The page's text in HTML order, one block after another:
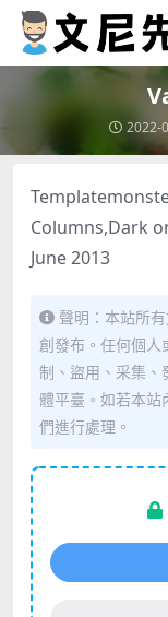
2022-
Columns,Dark
June 2013
聲明：本站所
創發布。任何個人
制、盜用、采集、
體平臺。如若本
們進行處理。